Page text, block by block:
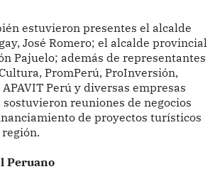
estuvieron presentes el alcalde
José Romero; el alcalde provincial
Pajuelo; además de representantes
PromPerú, ProInversión,
Perú y diversas empresas
reuniones de negocios
de proyectos turísticos
Peruano